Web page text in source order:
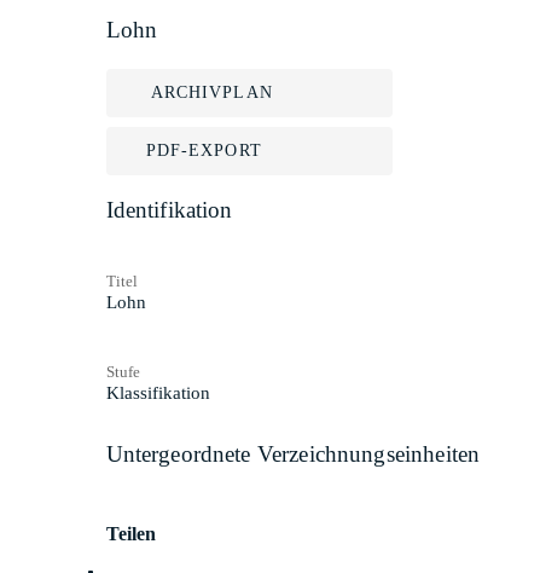
Lohn
ARCHIVPLAN
PDF-EXPORT
Identifikation
Titel
Lohn
Stufe
Klassifikation
Untergeordnete Verzeichnungseinheiten
Teilen